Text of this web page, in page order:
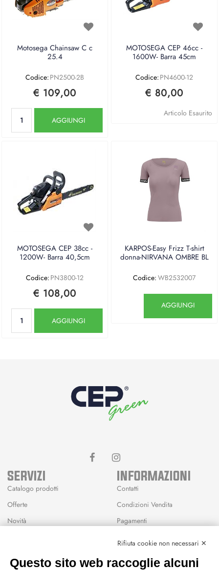
Motosega Chainsaw C c
25.4
Codice: PN2500-2B
€ 109,00
AGGIUNGI
MOTOSEGA CEP 46cc -
1600W- Barra 45cm
Codice: PN4600-12
€ 80,00
Articolo Esaurito
MOTOSEGA CEP 38cc -
1200W- Barra 40,5cm
Codice: PN3800-12
€ 108,00
AGGIUNGI
KARPOS-Easy Frizz T-shirt
donna-NIRVANA OMBRE BL
Codice: WB2532007
AGGIUNGI
SERVIZI
Catalogo prodotti
Offerte
Novità
INFORMAZIONI
Contatti
Condizioni Vendita
Pagamenti
Rifiuta cookie non necessari ✕
Questo sito web raccoglie alcuni